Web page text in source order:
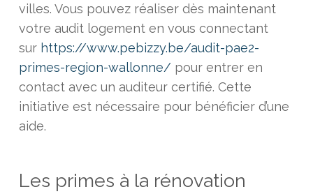
villes. Vous pouvez réaliser dès maintenant
votre audit logement en vous connectant
sur https://www.pebizzy.be/audit-pae2-
primes-region-wallonne/ pour entrer en
contact avec un auditeur certifié. Cette
initiative est nécessaire pour bénéficier d’une
aide.
Les primes à la rénovation